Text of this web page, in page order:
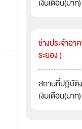
เงินเดือน(บา
ช่างประจำอา
ระยอง )
สถานที่ปฏิบัติ
เงินเดือน(บา